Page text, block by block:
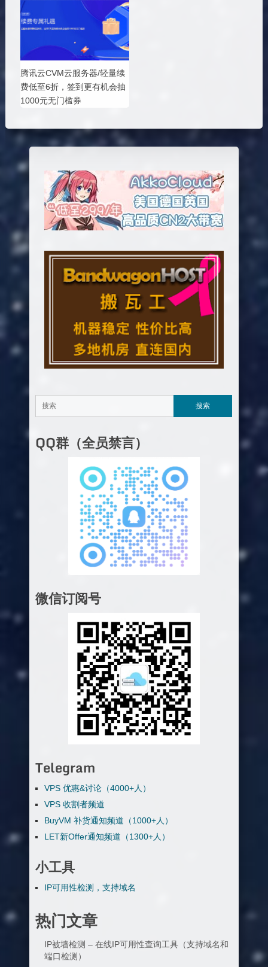
腾讯云CVM云服务器/轻量续
费低至6折，签到更有机会抽
1000元无门槛券
QQ群（全员禁言）
微信订阅号
Telegram
VPS 优惠&讨论（4000+人）
VPS 收割者频道
BuyVM 补货通知频道（1000+人）
LET新Offer通知频道（1300+人）
小工具
IP可用性检测，支持域名
热门文章
IP被墙检测 – 在线IP可用性查询工具（支持域名和
端口检测）